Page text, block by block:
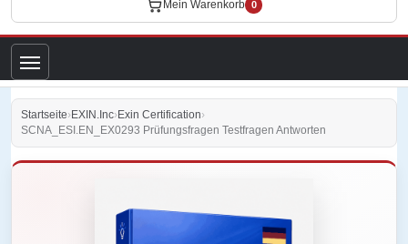
Mein Warenkorb 0
Startseite›EXIN.Inc›Exin Certification›
SCNA_ESI.EN_EX0293 Prüfungsfragen Testfragen Antworten